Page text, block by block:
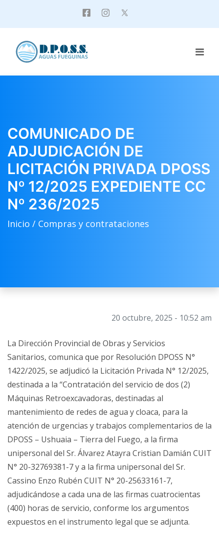
COMUNICADO DE
ADJUDICACIÓN DE
LICITACIÓN PRIVADA DPOSS
Nº 12/2025 EXPEDIENTE CC
Nº 236/2025
Inicio / Compras y contrataciones
20 octubre, 2025 - 10:52 am
La Dirección Provincial de Obras y Servicios
Sanitarios, comunica que por Resolución DPOSS N°
1422/2025, se adjudicó la Licitación Privada N° 12/2025,
destinada a la “Contratación del servicio de dos (2)
Máquinas Retroexcavadoras, destinadas al
mantenimiento de redes de agua y cloaca, para la
atención de urgencias y trabajos complementarios de la
DPOSS – Ushuaia – Tierra del Fuego, a la firma
unipersonal del Sr. Álvarez Atayra Cristian Damián CUIT
N° 20-32769381-7 y a la firma unipersonal del Sr.
Cassino Enzo Rubén CUIT N° 20-25633161-7,
adjudicándose a cada una de las firmas cuatrocientas
(400) horas de servicio, conforme los argumentos
expuestos en el instrumento legal que se adjunta.